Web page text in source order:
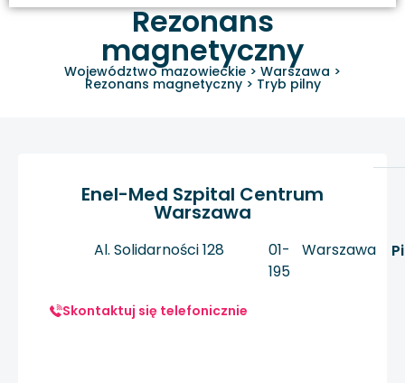
Rezonans
magnetyczny
Województwo mazowieckie > Warszawa >
Rezonans magnetyczny> Tryb pilny
Enel-Med Szpital Centrum
Warszawa
Al. Solidarności 128
01-
195
Warszawa
Skontaktuj się telefonicznie